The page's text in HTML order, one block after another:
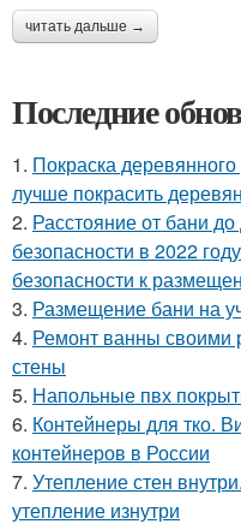
читать дальше →
Последние
1. Покраска
лучше покрасить
2. Расстояние от бани
безопасности в 2022
безопасности к
3. Размещение бани на
4. Ремонт ванны своими
стены
5. Напольные пвх
6. Контейнеры для тко.
контейнеров в России
7. Утепление стен
утепление изнутри